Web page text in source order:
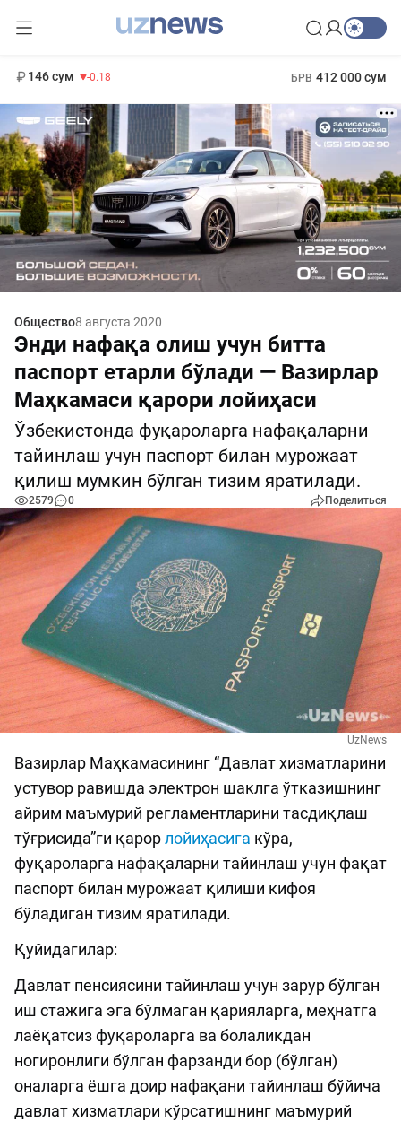
146 сум -0.18 БРВ 412 000 сум
Общество8 августа 2020
Энди нафақа олиш учун битта
паспорт етарли бўлади — Вазирлар
Маҳкамаси қарори лойиҳаси
Ўзбекистонда фуқароларга нафақаларни
тайинлаш учун паспорт билан мурожаат
қилиш мумкин бўлган тизим яратилади.
2579 0 Поделиться
UzNews
Вазирлар Маҳкамасининг “Давлат хизматларини
устувор равишда электрон шаклга ўтказишнинг
айрим маъмурий регламентларини тасдиқлаш
тўғрисида”ги қарорлойиҳасига кўра,
фуқароларга нафақаларни тайинлаш учун фақат
паспорт билан мурожаат қилиши кифоя
бўладиган тизим яратилади.
Қуйидагилар:
Давлат пенсиясини тайинлаш учун зарур бўлган
иш стажига эга бўлмаган қарияларга, меҳнатга
лаёқатсиз фуқароларга ва болаликдан
ногиронлиги бўлган фарзанди бор (бўлган)
оналарга ёшга доир нафақани тайинлаш бўйича
давлат хизматлари кўрсатишнинг маъмурий